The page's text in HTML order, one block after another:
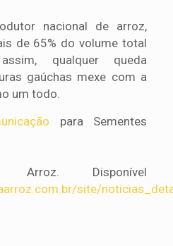
nacional de arroz,
de 65% do volume total
qualquer queda
gaúchas mexe com a
um todo.
para Sementes
Arroz. Disponível
site/